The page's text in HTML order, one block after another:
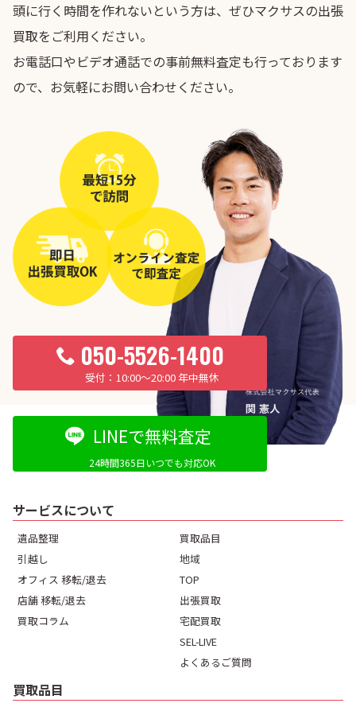
頭に行く時間を作れないという方は、ぜひマクサスの出張
買取をご利用ください。
お電話口やビデオ通話での事前無料査定も行っております
ので、お気軽にお問い合わせください。
050-5526-1400
10:00〜20:00 年中無休
LINEで無料査定
24時間365日いつでも対応OK
サービスについて
遺品整理
引越し
オフィス 移転/退去
店舗 移転/退去
買取コラム
買取品目
地域
TOP
出張買取
宅配買取
SEL-LIVE
よくあるご質問
買取品目